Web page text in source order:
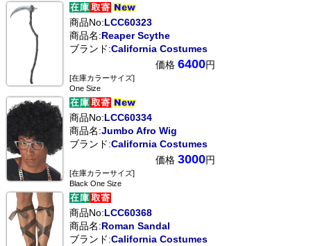
商品No:LCC60323
商品名:Reaper Scythe
ブランド:California Costumes
価格 6400円
[在庫カラーサイズ]
One Size
商品No:LCC60334
商品名:Jumbo Afro Wig
ブランド:California Costumes
価格 3000円
[在庫カラーサイズ]
Black One Size
商品No:LCC60368
商品名:Roman Sandal
ブランド:California Costumes